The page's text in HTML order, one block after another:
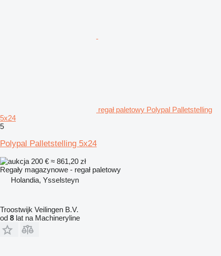
regał paletowy Polypal Palletstelling
5x24
5
Polypal Palletstelling 5x24
200 € ≈ 861,20 zł
Regały magazynowe - regał paletowy
Holandia, Ysselsteyn
Troostwijk Veilingen B.V.
od 8 lat na Machineryline